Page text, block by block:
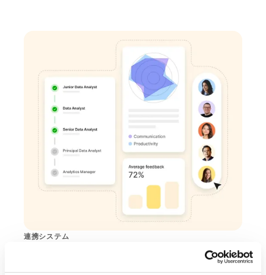
連携システム
次のステップを簡